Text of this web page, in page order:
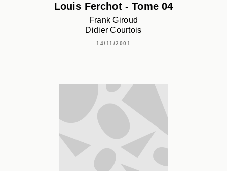
Louis Ferchot - Tome 04
Frank Giroud
Didier Courtois
14/11/2001